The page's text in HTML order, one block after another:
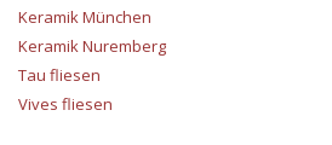
Keramik München
Keramik Nuremberg
Tau fliesen
Vives fliesen